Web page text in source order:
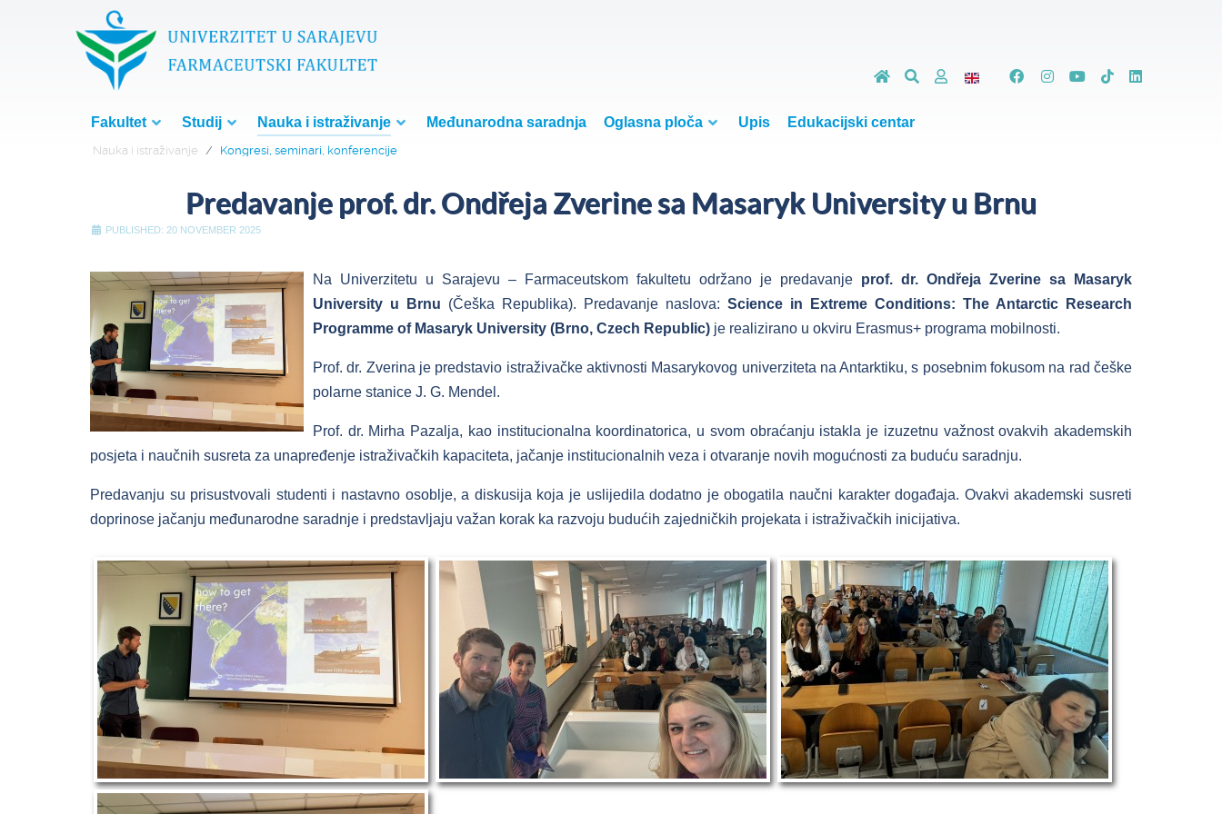
Fakultet Studij Nauka i istraživanje Međunarodna saradnja Oglasna ploča Upis Edukacijski centar
Nauka i istraživanje Kongresi, seminari, konferencije
Predavanje prof. dr. Ondřeja Zverine sa Masaryk University u Brnu
PUBLISHED: 20 NOVEMBER 2025
Na Univerzitetu u Sarajevu – Farmaceutskom fakultetu održano je predavanje prof. dr. Ondřeja Zverine sa Masaryk
University u Brnu (Češka Republika). Predavanje naslova: Science in Extreme Conditions: The Antarctic Research
Programme of Masaryk University (Brno, Czech Republic) je realizirano u okviru Erasmus+ programa mobilnosti.
Prof. dr. Zverina je predstavio istraživačke aktivnosti Masarykovog univerziteta na Antarktiku, s posebnim fokusom na rad češke
polarne stanice J. G. Mendel.
Prof. dr. Mirha Pazalja, kao institucionalna koordinatorica, u svom obraćanju istakla je izuzetnu važnost ovakvih akademskih
posjeta i naučnih susreta za unapređenje istraživačkih kapaciteta, jačanje institucionalnih veza i otvaranje novih mogućnosti za buduću saradnju.
Predavanju su prisustvovali studenti i nastavno osoblje, a diskusija koja je uslijedila dodatno je obogatila naučni karakter događaja. Ovakvi akademski susreti
doprinose jačanju međunarodne saradnje i predstavljaju važan korak ka razvoju budućih zajedničkih projekata i istraživačkih inicijativa.